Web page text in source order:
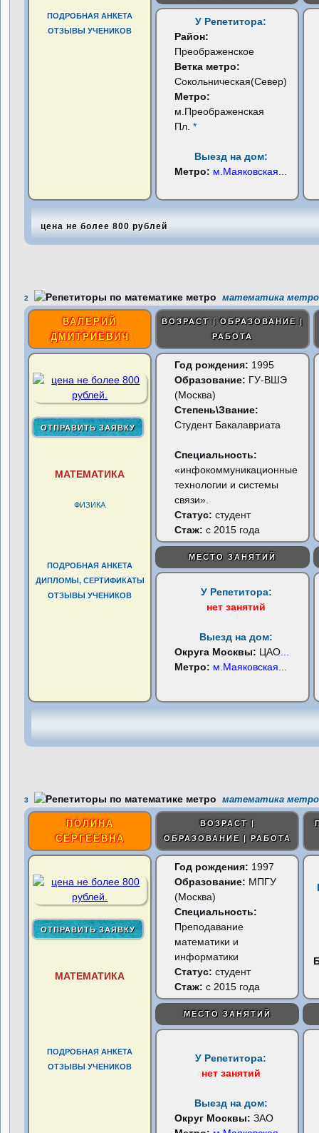
ПОДРОБНАЯ АНКЕТА
ОТЗЫВЫ УЧЕНИКОВ
У Репетитора:
Район:
Преображенское
Ветка метро:
Сокольническая(Север)
Метро:
м.Преображенская
Пл.*
Выезд на дом:
Метро: м.Маяковская
цена не более 800 рублей
2 математика метро
ВАЛЕРИЙ
ДМИТРИЕВИЧ
ВОЗРАСТ | ОБРАЗОВАНИЕ |
РАБОТА
МАТЕМАТИКА
ФИЗИКА
ПОДРОБНАЯ АНКЕТА
ДИПЛОМЫ, СЕРТИФИКАТЫ
ОТЗЫВЫ УЧЕНИКОВ
Год рождения: 1995
Образование: ГУ-ВШЭ
(Москва)
Степень\Звание:
Студент Бакалавриата
Специальность:
«инфокоммуникационные
технологии и системы
связи».
Статус:студент
Стаж: с 2015 года
МЕСТО ЗАНЯТИЙ
У Репетитора:
нет занятий
Выезд на дом:
Округа Москвы: ЦАО
Метро: м.Маяковская
3 математика метро
ПОЛИНА
СЕРГЕЕВНА
ВОЗРАСТ |
ОБРАЗОВАНИЕ | РАБОТА
МАТЕМАТИКА
ПОДРОБНАЯ АНКЕТА
ОТЗЫВЫ УЧЕНИКОВ
Год рождения: 1997
Образование: МПГУ
(Москва)
Специальность:
Преподавание
математики и
информатики
Статус:студент
Стаж: с 2015 года
МЕСТО ЗАНЯТИЙ
У Репетитора:
нет занятий
Выезд на дом:
Округ Москвы:ЗАО